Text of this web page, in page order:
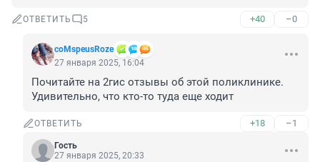
ОТВЕТИТЬ 5 +40 –0
coMspeusRoze
27 января 2025, 16:04
Почитайте на 2гис отзывы об этой поликлинике.
Удивительно, что кто-то туда еще ходит
ОТВЕТИТЬ +18 –1
Гость
27 января 2025, 20:33